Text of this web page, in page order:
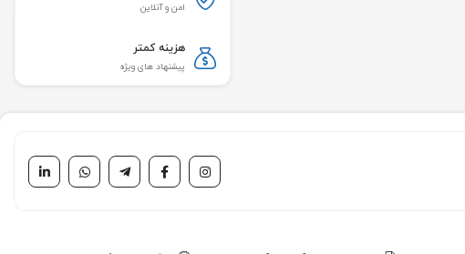
امن و آنلاین
هزینه کمتر
پیشنهاد های ویژه